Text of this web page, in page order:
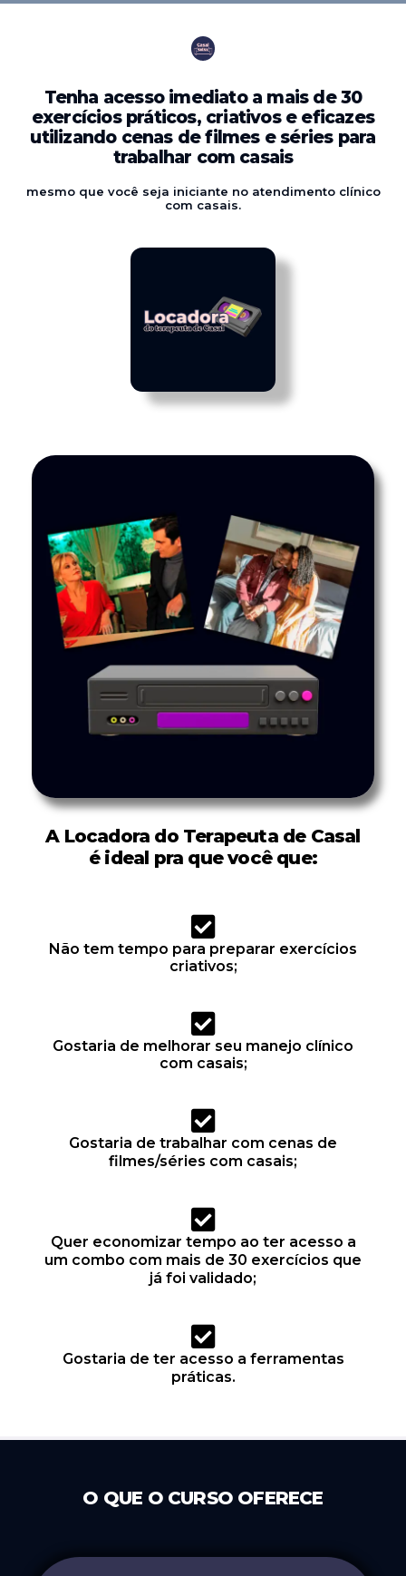
Tenha acesso imediato a mais de 30
exercícios práticos, criativos e eficazes
utilizando cenas de filmes e séries para
trabalhar com casais
mesmo que você seja iniciante no atendimento clínico
com casais.
A Locadora do Terapeuta de Casal
é ideal pra que você que:
Não tem tempo para preparar exercícios
criativos;
Gostaria de melhorar seu manejo clínico
com casais;
Gostaria de trabalhar com cenas de
filmes/séries com casais;
Quer economizar tempo ao ter acesso a
um combo com mais de 30 exercícios que
já foi validado;
Gostaria de ter acesso a ferramentas
práticas.
O QUE O CURSO OFERECE